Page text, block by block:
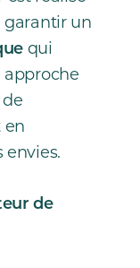
garantir un
qui
en
envies.
de